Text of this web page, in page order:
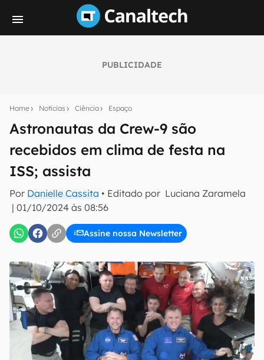
PUBLICIDADE
Home Notícias Ciência Espaço
Astronautas da Crew-9 são
recebidos em clima de festa na
ISS; assista
Por Danielle Cassita • Editado por Luciana Zaramela
| 01/10/2024 às 08:56
Assine nossa Newsletter
notícias e reviews sobre tecnologia em primeira
mão.
E-mail
inscreva-se
Confirmo que li, aceito e concordo com os Termos de
Uso e Política de Privacidade do Canaltech.